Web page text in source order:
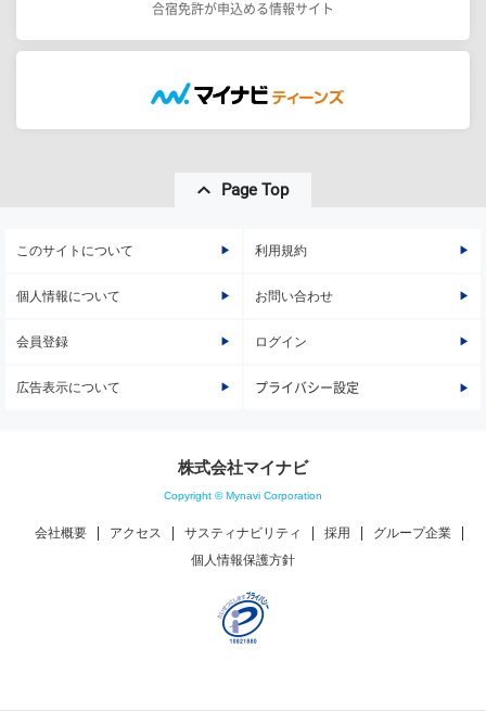
合宿免許が申込める情報サイト
Page Top
このサイトについて 利用規約
個人情報について お問い合わせ
会員登録 ログイン
広告表示について プライバシー設定
株式会社マイナビ
Copyright © Mynavi Corporation
会社概要 アクセス サスティナビリティ 採用
グループ企業
個人情報保護方針